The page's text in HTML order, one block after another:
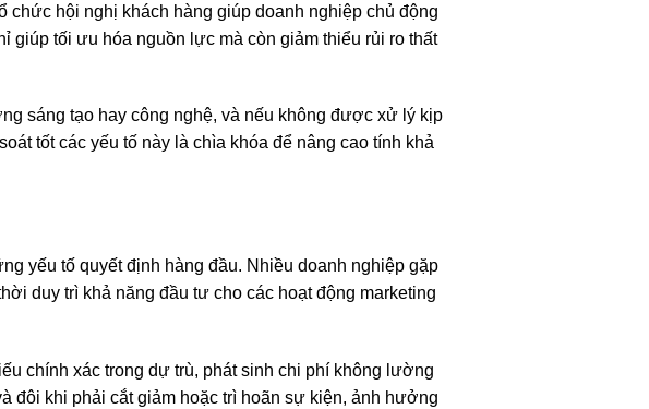
hội nghị khách hàng giúp doanh nghiệp chủ động
giúp tối ưu hóa nguồn lực mà còn giảm thiểu rủi ro thất
sáng tạo hay công nghệ, và nếu không được xử lý kịp
tốt các yếu tố này là chìa khóa để nâng cao tính khả
yếu tố quyết định hàng đầu. Nhiều doanh nghiệp gặp
duy trì khả năng đầu tư cho các hoạt động marketing
chính xác trong dự trù, phát sinh chi phí không lường
đôi khi phải cắt giảm hoặc trì hoãn sự kiện, ảnh hưởng